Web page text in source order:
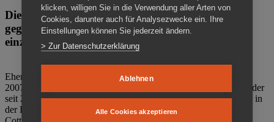
Die Gedenkstätte Zuchthaus Cottbus ist ein Ort
gegen das Vergessen. Anschaulich, nah und
einzigartig.
Ehemalige politische Häftlinge der DDR gründeten im Oktober
2007 den Verein Menschenrechtszentrum Cottbus e. V. (MRZ), der
seit 2011 Eigentümer des ehemaligen Gefängnisses (1860-2002) in
der Bautzener Straße und Träger der Gedenkstätte Zuchthaus
klicken, willigen Sie in die Verwendung aller Arten von
Cookies, darunter auch für Analysezwecke ein. Ihre
Einstellungen können Sie jederzeit ändern.
> Zur Datenschutzerklärung
Ablehnen
Alle Cookies akzeptieren